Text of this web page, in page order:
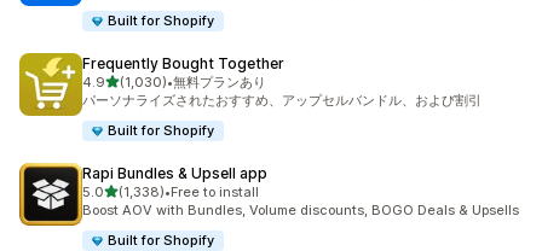
Built for Shopify
Frequently Bought Together
4.95つ星中
(1,030)
合計レビュー数：1030件
•無料プランあり
パーソナライズされたおすすめ、アップセルバンドル、および割引
Built for Shopify
Rapi Bundles & Upsell app
5.05つ星中
(1,338)
合計レビュー数：1338件
•Free to install
Boost AOV with Bundles, Volume discounts, BOGO Deals & Upsells
Built for Shopify